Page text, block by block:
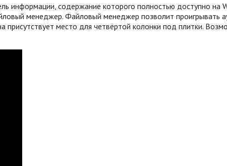
информации, содержание которого полностью доступно на
менеджер. Файловый менеджер позволит проигрывать
место для четвёртой колонки под плитки.